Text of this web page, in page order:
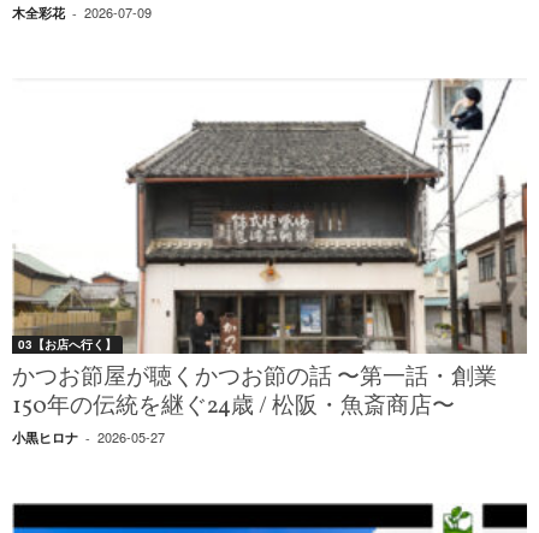
木全彩花 - 2026-07-09
03【お店へ行く】
かつお節屋が聴くかつお節の話 〜第一話・創業
150年の伝統を継ぐ24歳 / 松阪・魚斎商店〜
小黒ヒロナ - 2026-05-27